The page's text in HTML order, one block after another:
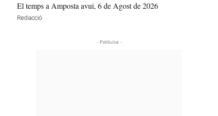
El temps a Amposta avui, 6 de Agost de 2026
Redacció
- Publicitat -